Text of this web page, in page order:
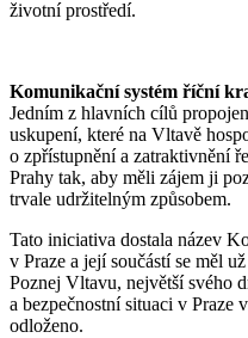
životní prostředí.
Komunikační systém říční
Jedním z hlavních cílů
uskupení, které na Vltavě
o zpřístupnění a zatraktivnění
Prahy tak, aby měli zájem ji
trvale udržitelným způsobem.
Tato iniciativa dostala název
v Praze a její součástí se měl
Poznej Vltavu, největší svého
a bezpečnostní situaci v Praze
odloženo.